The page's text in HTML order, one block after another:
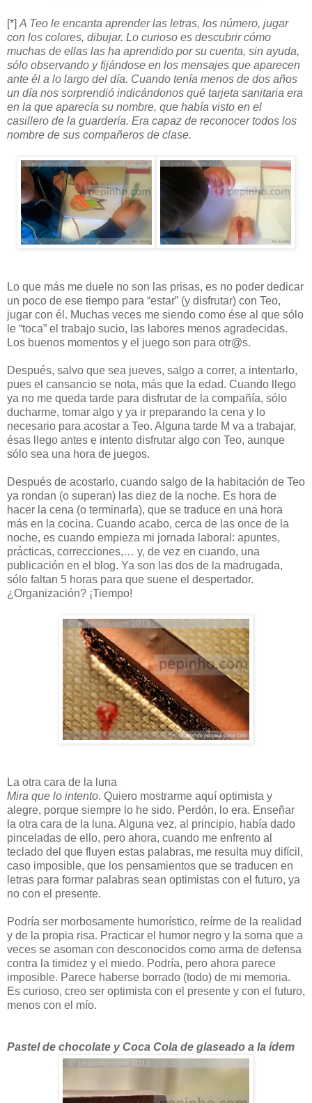
[*] A Teo le encanta aprender las letras, los número, jugar
con los colores, dibujar. Lo curioso es descubrir cómo
muchas de ellas las ha aprendido por su cuenta, sin ayuda,
sólo observando y fijándose en los mensajes que aparecen
ante él a lo largo del día. Cuando tenía menos de dos años
un día nos sorprendió indicándonos qué tarjeta sanitaria era
en la que aparecía su nombre, que había visto en el
casillero de la guardería. Era capaz de reconocer todos los
nombre de sus compañeros de clase.
Lo que más me duele no son las prisas, es no poder dedicar
un poco de ese tiempo para “estar” (y disfrutar) con Teo,
jugar con él. Muchas veces me siendo como ése al que sólo
le “toca” el trabajo sucio, las labores menos agradecidas.
Los buenos momentos y el juego son para otr@s.
Después, salvo que sea jueves, salgo a correr, a intentarlo,
pues el cansancio se nota, más que la edad. Cuando llego
ya no me queda tarde para disfrutar de la compañía, sólo
ducharme, tomar algo y ya ir preparando la cena y lo
necesario para acostar a Teo. Alguna tarde M va a trabajar,
ésas llego antes e intento disfrutar algo con Teo, aunque
sólo sea una hora de juegos.
Después de acostarlo, cuando salgo de la habitación de Teo
ya rondan (o superan) las diez de la noche. Es hora de
hacer la cena (o terminarla), que se traduce en una hora
más en la cocina. Cuando acabo, cerca de las once de la
noche, es cuando empieza mi jornada laboral: apuntes,
prácticas, correcciones,… y, de vez en cuando, una
publicación en el blog. Ya son las dos de la madrugada,
sólo faltan 5 horas para que suene el despertador.
¿Organización? ¡Tiempo!
La otra cara de la luna
Mira que lo intento. Quiero mostrarme aquí optimista y
alegre, porque siempre lo he sido. Perdón, lo era. Enseñar
la otra cara de la luna. Alguna vez, al principio, había dado
pinceladas de ello, pero ahora, cuando me enfrento al
teclado del que fluyen estas palabras, me resulta muy difícil,
caso imposible, que los pensamientos que se traducen en
letras para formar palabras sean optimistas con el futuro, ya
no con el presente.
Podría ser morbosamente humorístico, reírme de la realidad
y de la propia risa. Practicar el humor negro y la sorna que a
veces se asoman con desconocidos como arma de defensa
contra la timidez y el miedo. Podría, pero ahora parece
imposible. Parece haberse borrado (todo) de mi memoria.
Es curioso, creo ser optimista con el presente y con el futuro,
menos con el mío.
Pastel de chocolate y Coca Cola de glaseado a la ídem